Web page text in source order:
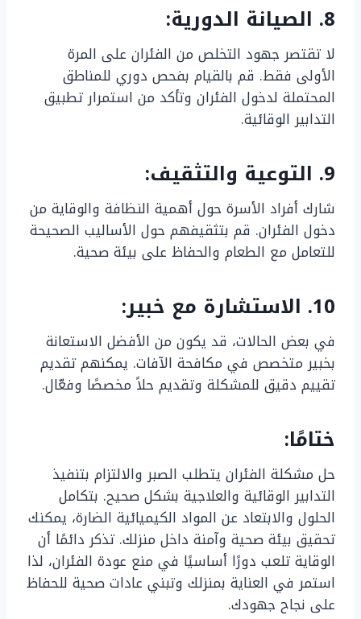
8. الصيانة الدورية:
لا تقتصر جهود التخلص من الفئران على المرة
الأولى فقط. قم بالقيام بفحص دوري للمناطق
المحتملة لدخول الفئران وتأكد من استمرار تطبيق
التدابير الوقائية.
9. التوعية والتثقيف:
شارك أفراد الأسرة حول أهمية النظافة والوقاية من
دخول الفئران. قم بتثقيفهم حول الأساليب الصحيحة
للتعامل مع الطعام والحفاظ على بيئة صحية.
10. الاستشارة مع خبير:
في بعض الحالات، قد يكون من الأفضل الاستعانة
بخبير متخصص في مكافحة الآفات. يمكنهم تقديم
تقييم دقيق للمشكلة وتقديم حلاً مخصصًا وفعّال.
ختامًا:
حل مشكلة الفئران يتطلب الصبر والالتزام بتنفيذ
التدابير الوقائية والعلاجية بشكل صحيح. بتكامل
الحلول والابتعاد عن المواد الكيميائية الضارة، يمكنك
تحقيق بيئة صحية وآمنة داخل منزلك. تذكر دائمًا أن
الوقاية تلعب دورًا أساسيًا في منع عودة الفئران، لذا
استمر في العناية بمنزلك وتبني عادات صحية للحفاظ
على نجاح جهودك.